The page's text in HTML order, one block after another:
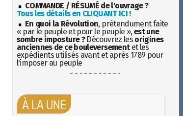
COMMANDE / RÉSUMÉ de l'ouvrage ?
Tous les détails en CLIQUANT ICI !
En quoi la Révolution, prétendument faite
« par le peuple et pour le peuple », est une
sombre imposture ?Découvrez les origines
anciennes de ce bouleversementet les
expédients utilisés avant et après 1789 pour
l'imposer au peuple
- - - - - - - - - - -
À LA UNE